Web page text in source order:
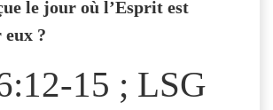
le jour où l’Esprit est
eux ?
15 ; LSG